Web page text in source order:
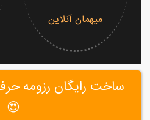
میهمان آنلاین
😍